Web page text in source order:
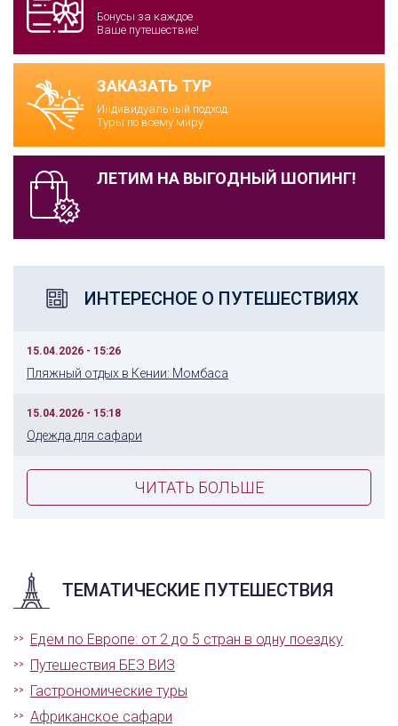
Бонусы за каждое
Ваше путешествие!
ЗАКАЗАТЬ ТУР
Индивидуальный подход.
Туры по всему миру
ЛЕТИМ НА ВЫГОДНЫЙ ШОПИНГ!
ИНТЕРЕСНОЕ О ПУТЕШЕСТВИЯХ
15.04.2026 - 15:26
Пляжный отдых в Кении: Момбаса
15.04.2026 - 15:18
Одежда для сафари
ЧИТАТЬ БОЛЬШЕ
ТЕМАТИЧЕСКИЕ ПУТЕШЕСТВИЯ
Едем по Европе: от 2 до 5 стран в одну поездку
Путешествия БЕЗ ВИЗ
Гастрономические туры
Африканское сафари